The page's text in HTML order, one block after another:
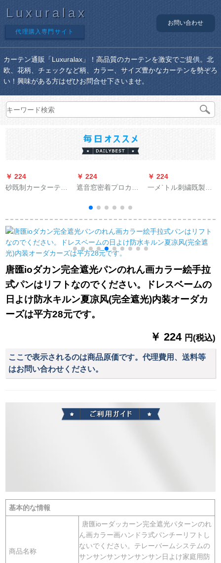
Luxuralax
代理購入専門サイト
お問い合わせ
カーテン通販「Luxuralax」！高品質のカーテンを激安でご提供。北
欧、花柄、チェックなど柄、カラー、サイズ豊かなカーテンを勢ぞろ
い！興味がある方はぜひお問合せ下さいませ。
￥ 224
砂既制カーターテー
リーズシリーズシリ
ーズシリーズシリー
ズシリーズシリーズ
シリーズシリーズシ
リーズシリーズシリ
ーズシリーズシリー
ズシリーズシリーズ
シリーズシリーズシ
リーズシリーズシリ
ーズシリーズシリー
ンシリーズシリーズ
シリーズシリーズシ
ートル*高さ2.5メート
￥ 224
遮音窓密着プロカー
材スタジオ窓吸音ダ
ウン寝室カーリング
ホーイトオン1メトル
幅X 1メトルトルトル
￥ 224
一メ`トル刺繍既製の
ダカーディィ遮光布
晨露合香3号色布カー
ディック
唐匯ioダカン完全遮光パンのれん画カラー絵手拉
式パンはリフトなのでください。ドレスベームの
日よけ防水キルン夏凉风(完全遮光)内装オーダカ
ーズは平方28元です。
￥ 224 円(税込)
ここで表示されるのは商品原価です。代理費用、送料等
はお問い合わせください。
基本的な情報
商品名称
唐匯ioーダッカーン完全遮光パターンのれ
ん画カラー画ハンドラ式パンチーリフトし
ないでください。テレーバームシステムの
サンサンサンサンサンサン日よけ家庭用防